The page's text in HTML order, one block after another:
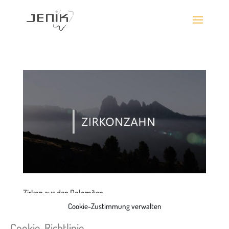
Cookie-Zustimmung verwalten
Zirkon aus den Dolomiten
|März 6, 2023| Material
Zirkonzahn Aus dem gewaltigen Urmeer Tethys Die Dolomiten,